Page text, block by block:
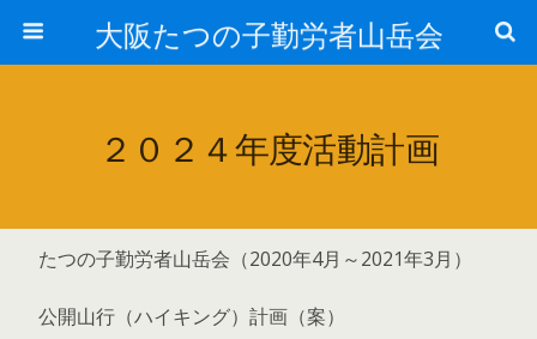
大阪たつの子勤労者山岳会
２０２４年度活動計画
たつの子勤労者山岳会（2020年4月～2021年3月）
公開山行（ハイキング）計画（案）